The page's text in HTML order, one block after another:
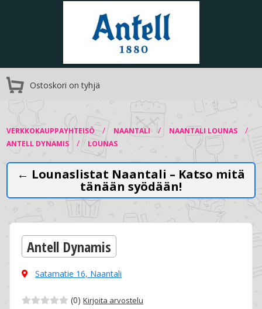
Ostoskori on tyhjä
VERKKOKAUPPAYHTEISÖ / NAANTALI / NAANTALI LOUNAS /
ANTELL DYNAMIS / LOUNAS
← Lounaslistat Naantali – Katso mitä
tänään syödään!
Antell Dynamis
Satamatie 16, Naantali
(0) Kirjoita arvostelu